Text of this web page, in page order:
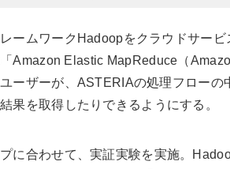
ームワークHadoopをクラウドサー
Amazon Elastic MapReduce（
ーザーが、ASTERIAの処理フローの
果を取得したりできるようにする。
に合わせて、実証実験を実施。